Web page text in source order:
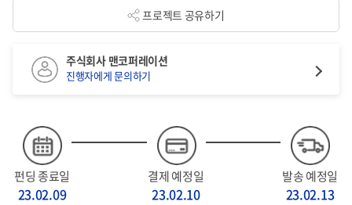
프로젝트 공유하기
펀딩 종료일
23.02.09
결제 예정일
23.02.10
발송 예정일
23.02.13
주식회사 맨코퍼레이션
진행자에게 문의하기